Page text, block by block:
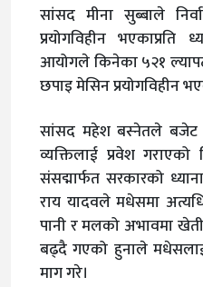
सांसद मीना सुब्बाले
प्रयोगविहीन
आयोगले किनेका ५२१
छपाइ मेसिन प्रयोगविहीन
सांसद महेश बस्नेतले बजेट
व्यक्तिलाई प्रवेश गराएको
संसद्मार्फत सरकारको
राय यादवले मधेसमा
पानी र मलको अभावमा
बढ्दै गएको हुनाले मधेसलाई
माग गरे।